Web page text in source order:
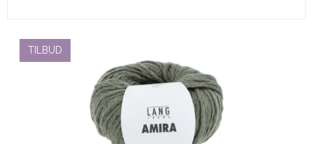
TILBUD